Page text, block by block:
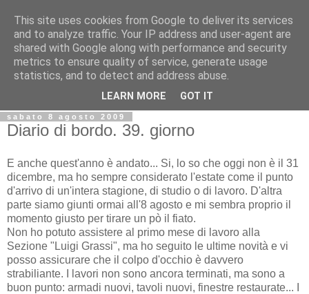
Biblio@rti in
Il Blog della Biblioteca di Area delle arti per condividere
informazioni iniziative incontri
sabato 8 agosto 2009
Diario di bordo. 39. giorno
E anche quest'anno è andato... Si, lo so che oggi non è il 31
dicembre, ma ho sempre considerato l'estate come il punto
d'arrivo di un'intera stagione, di studio o di lavoro. D'altra
parte siamo giunti ormai all'8 agosto e mi sembra proprio il
momento giusto per tirare un pò il fiato.
Non ho potuto assistere al primo mese di lavoro alla
Sezione "Luigi Grassi", ma ho seguito le ultime novità e vi
posso assicurare che il colpo d'occhio è davvero
strabiliante. I lavori non sono ancora terminati, ma sono a
buon punto: armadi nuovi, tavoli nuovi, finestre restaurate... I
This site uses cookies from Google to deliver its services
and to analyze traffic. Your IP address and user-agent are
shared with Google along with performance and security
metrics to ensure quality of service, generate usage
statistics, and to detect and address abuse.
LEARN MORE GOT IT